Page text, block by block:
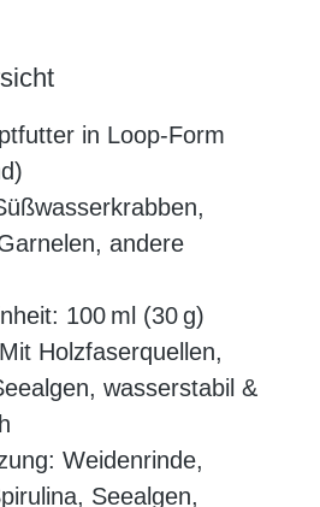
in Loop-Form
andere
100 ml (30 g)
Holzfaserquellen,
wasserstabil &
Weidenrinde,
Seealgen,